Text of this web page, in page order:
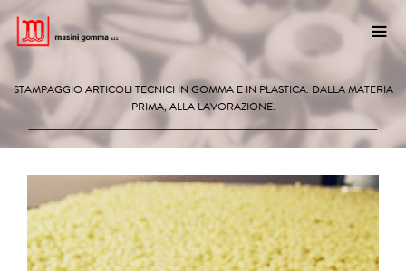
Vai
al
contenuto
STAMPAGGIO ARTICOLI TECNICI IN GOMMA E IN PLASTICA. DALLA MATERIA
PRIMA, ALLA LAVORAZIONE.